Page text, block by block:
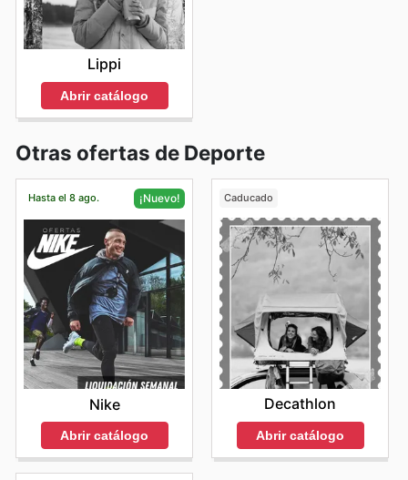
Lippi
Abrir catálogo
Otras ofertas de Deporte
Hasta el 8 ago. ¡Nuevo!
Nike
Abrir catálogo
Caducado
Decathlon
Abrir catálogo